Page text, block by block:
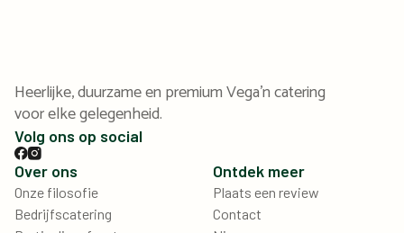
Heerlijke, duurzame en premium Vega'n catering
voor elke gelegenheid.
Volg ons op social
Over ons
Onze filosofie
Bedrijfscatering
Ontdek meer
Plaats een review
Contact